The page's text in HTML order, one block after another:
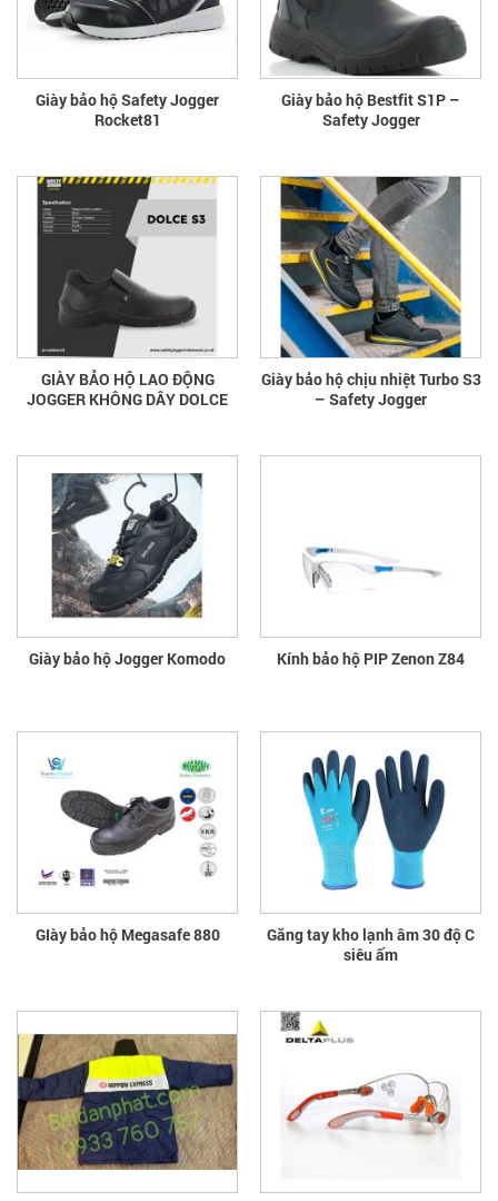
Giày bảo hộ Safety Jogger
Rocket81
Giày bảo hộ Bestfit S1P –
Safety Jogger
GIÀY BẢO HỘ LAO ĐỘNG
JOGGER KHÔNG DÂY DOLCE
Giày bảo hộ chịu nhiệt Turbo S3
– Safety Jogger
Giày bảo hộ Jogger Komodo Kính bảo hộ PIP Zenon Z84
GIày bảo hộ Megasafe 880
Găng tay kho lạnh âm 30 độ C
siêu ấm